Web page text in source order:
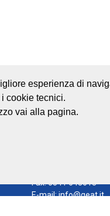
trasparente Mappa del
Fax: 0541 643613
E-mail:info@geat.it
esperienza di
cookie tecnici.
vai alla pagina.